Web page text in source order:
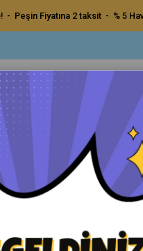
- Peşin Fiyatına 2 taksit - % 5
Uygulama Pedleri ve